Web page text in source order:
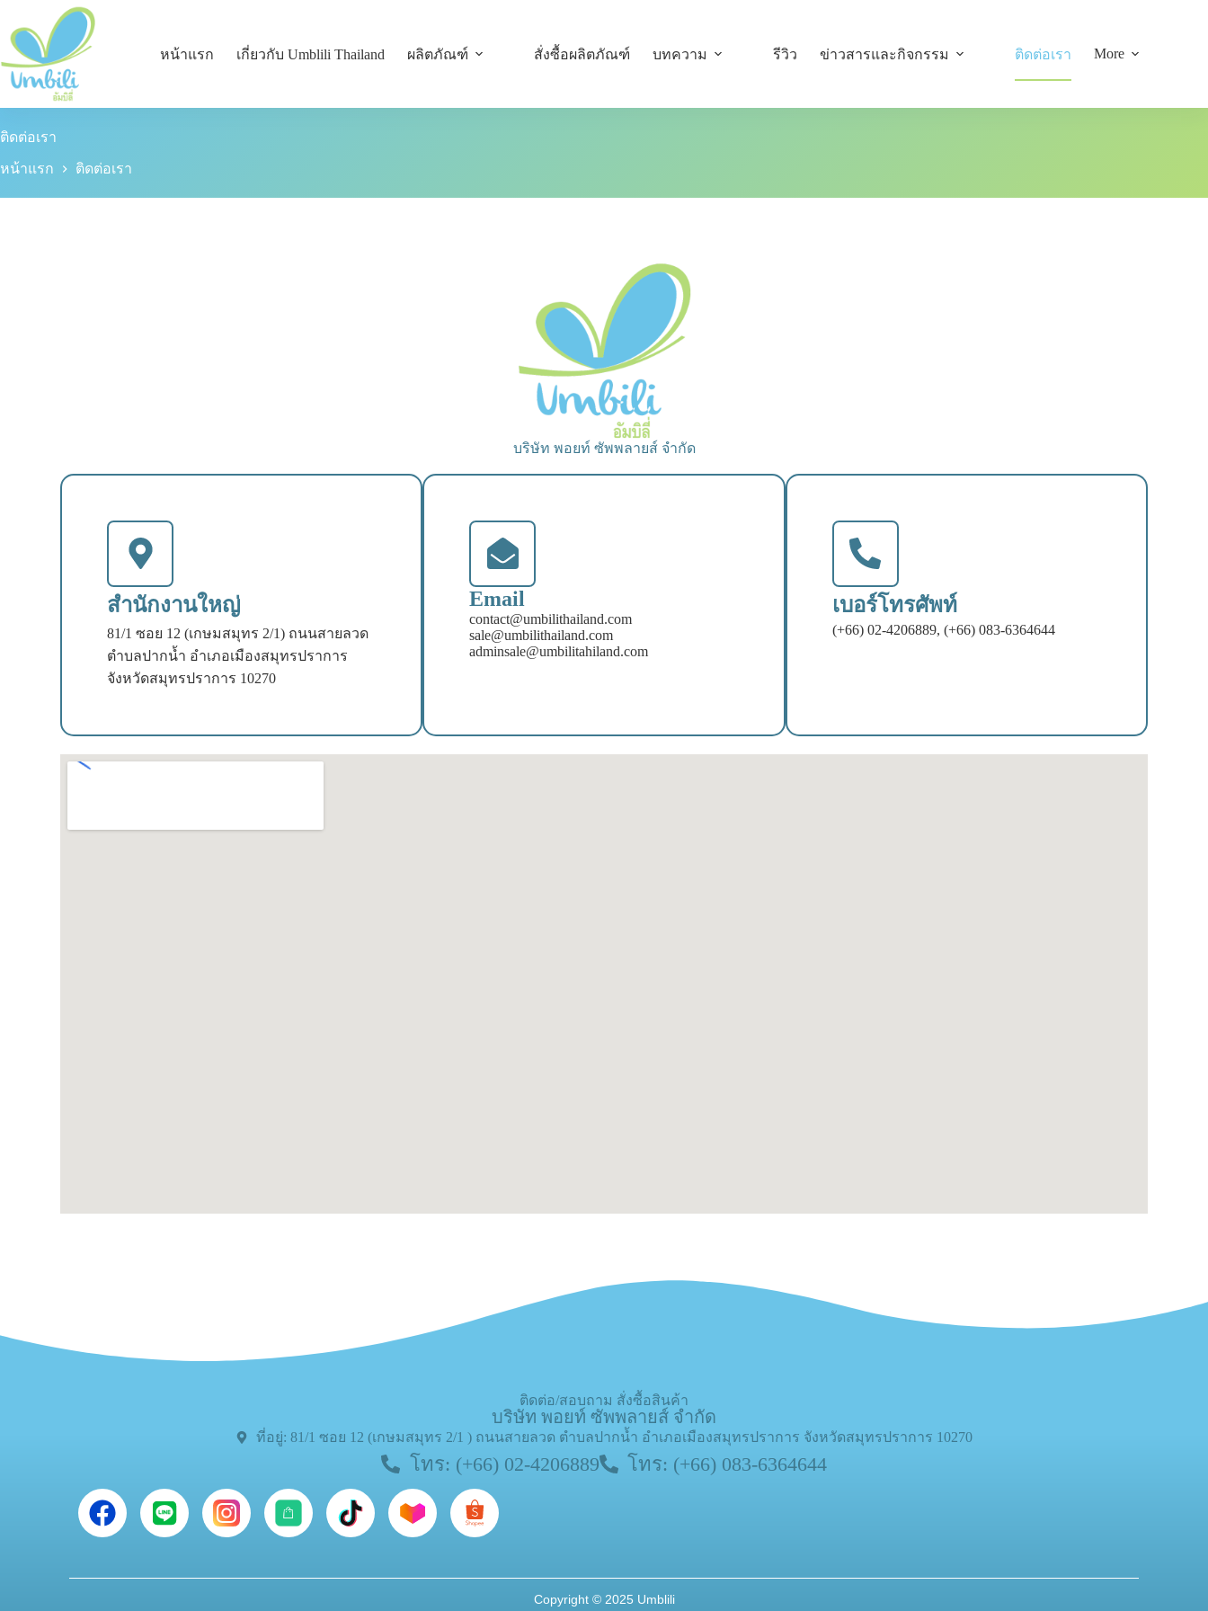
หน้าแรก เกี่ยวกับ Umblili Thailand ผลิตภัณฑ์ สั่งซื้อผลิตภัณฑ์ บทความ รีวิว ข่าวสารและกิจกรรม ติดต่อเรา More
ติดต่อเรา
หน้าแรก ติดต่อเรา
บริษัท พอยท์ ซัพพลายส์ จำกัด
สำนักงานใหญ่
81/1 ซอย 12 (เกษมสมุทร 2/1) ถนนสายลวด
ตำบลปากน้ำ อำเภอเมืองสมุทรปราการ
จังหวัดสมุทรปราการ 10270
Email
contact@umbilithailand.com
sale@umbilithailand.com
adminsale@umbilitahiland.com
เบอร์โทรศัพท์
(+66) 02-4206889, (+66) 083-6364644
ติดต่อ/สอบถาม สั่งซื้อสินค้า
บริษัท พอยท์ ซัพพลายส์ จำกัด
ที่อยู่: 81/1 ซอย 12 (เกษมสมุทร 2/1 ) ถนนสายลวด ตำบลปากน้ำ อำเภอเมืองสมุทรปราการ จังหวัดสมุทรปราการ 10270
โทร: (+66) 02-4206889 โทร: (+66) 083-6364644
Copyright © 2025 Umblili